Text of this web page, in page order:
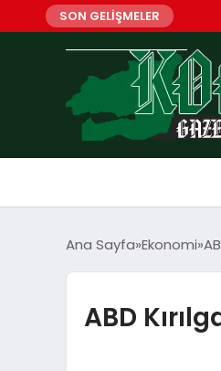
SON GELİŞMELER
Ana Sayfa Ekonomi
ABD